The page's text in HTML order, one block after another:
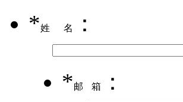
*姓名 ：
*邮箱 ：